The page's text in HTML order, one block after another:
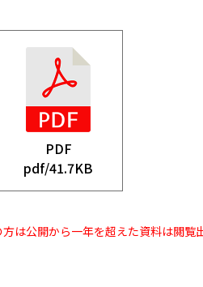
PDF
pdf/41.7KB
は公開から一年を超えた資料は閲覧